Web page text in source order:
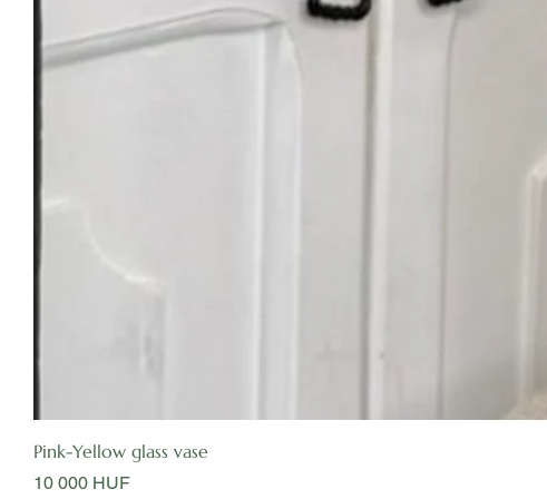
Pink-Yellow glass vase
Цена
10 000 HUF